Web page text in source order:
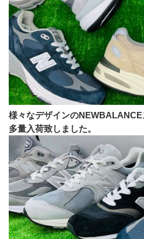
様々なデザインの
多量入荷致しました。